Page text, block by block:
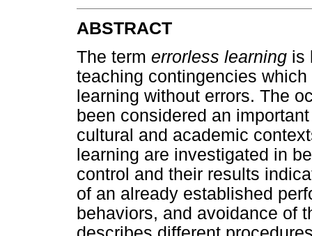
ABSTRACT
The term errorless learning is
teaching contingencies
learning without errors. The
been considered an
cultural and academic
learning are investigated in
control and their results
of an already established
behaviors, and avoidance of